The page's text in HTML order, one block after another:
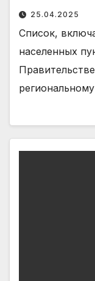
25.04.2025
Список,
населенных